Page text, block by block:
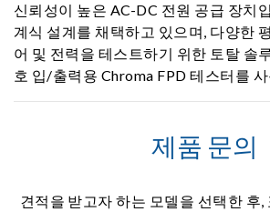
신뢰성이 높은 AC-DC 전원 공급 장치
계식 설계를 채택하고 있으며, 다양한
어 및 전력을 테스트하기 위한 토탈 솔
호 입/출력용 Chroma FPD 테스터를
제품 문의
견적을 받고자 하는 모델을 선택한 후,